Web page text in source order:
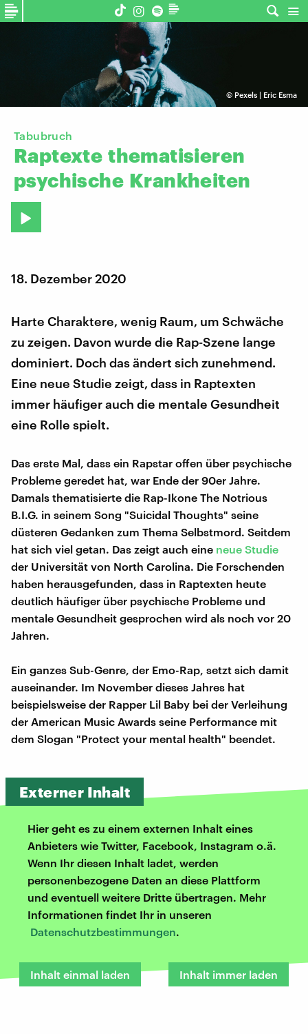
© Pexels | Eric Esma
Tabubruch
Raptexte thematisieren
psychische Krankheiten
18. Dezember 2020
Harte Charaktere, wenig Raum, um Schwäche
zu zeigen. Davon wurde die Rap-Szene lange
dominiert. Doch das ändert sich zunehmend.
Eine neue Studie zeigt, dass in Raptexten
immer häufiger auch die mentale Gesundheit
eine Rolle spielt.
Das erste Mal, dass ein Rapstar offen über psychische
Probleme geredet hat, war Ende der 90er Jahre.
Damals thematisierte die Rap-Ikone The Notrious
B.I.G. in seinem Song "Suicidal Thoughts" seine
düsteren Gedanken zum Thema Selbstmord. Seitdem
hat sich viel getan. Das zeigt auch eine neue Studie
der Universität von North Carolina. Die Forschenden
haben herausgefunden, dass in Raptexten heute
deutlich häufiger über psychische Probleme und
mentale Gesundheit gesprochen wird als noch vor 20
Jahren.
Ein ganzes Sub-Genre, der Emo-Rap, setzt sich damit
auseinander. Im November dieses Jahres hat
beispielsweise der Rapper Lil Baby bei der Verleihung
der American Music Awards seine Performance mit
dem Slogan "Protect your mental health" beendet.
Externer Inhalt
Hier geht es zu einem externen Inhalt eines
Anbieters wie Twitter, Facebook, Instagram o.ä.
Wenn Ihr diesen Inhalt ladet, werden
personenbezogene Daten an diese Plattform
und eventuell weitere Dritte übertragen. Mehr
Informationen findet Ihr in unseren
Datenschutzbestimmungen.
Inhalt einmal laden Inhalt immer laden